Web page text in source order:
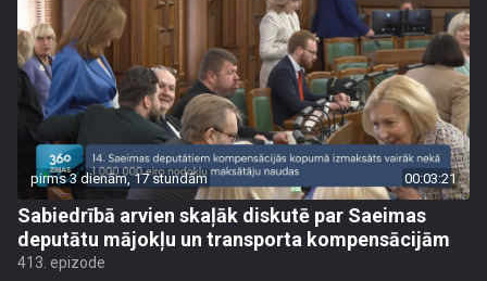
pirms 3 dienām, 17 stundām 00:03:21
Sabiedrībā arvien skaļāk diskutē par Saeimas
deputātu mājokļu un transporta kompensācijām
413. epizode